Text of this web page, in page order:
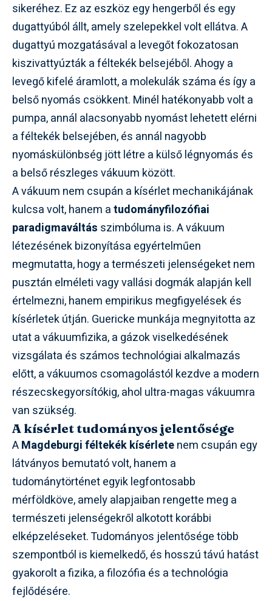
sikeréhez. Ez az eszköz egy hengerből és egy
dugattyúból állt, amely szelepekkel volt ellátva. A
dugattyú mozgatásával a levegőt fokozatosan
kiszivattyúzták a féltekék belsejéből. Ahogy a
levegő kifelé áramlott, a molekulák száma és így a
belső nyomás csökkent. Minél hatékonyabb volt a
pumpa, annál alacsonyabb nyomást lehetett elérni
a féltekék belsejében, és annál nagyobb
nyomáskülönbség jött létre a külső légnyomás és
a belső részleges vákuum között.
A vákuum nem csupán a kísérlet mechanikájának
kulcsa volt, hanem atudományfilozófiai
paradigmaváltás szimbóluma is. A vákuum
létezésének bizonyítása egyértelműen
megmutatta, hogy a természeti jelenségeket nem
pusztán elméleti vagy vallási dogmák alapján kell
értelmezni, hanem empirikus megfigyelések és
kísérletek útján. Guericke munkája megnyitotta az
utat a vákuumfizika, a gázok viselkedésének
vizsgálata és számos technológiai alkalmazás
előtt, a vákuumos csomagolástól kezdve a modern
részecskegyorsítókig, ahol ultra-magas vákuumra
van szükség.
A kísérlet tudományos jelentősége
AMagdeburgi féltekék kísérletenem csupán egy
látványos bemutató volt, hanem a
tudománytörténet egyik legfontosabb
mérföldköve, amely alapjaiban rengette meg a
természeti jelenségekről alkotott korábbi
elképzeléseket. Tudományos jelentősége több
szempontból is kiemelkedő, és hosszú távú hatást
gyakorolt a fizika, a filozófia és a technológia
fejlődésére.